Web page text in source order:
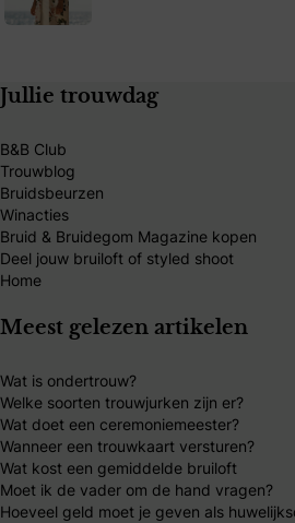
Jullie trouwdag
B&B Club
Trouwblog
Bruidsbeurzen
Winacties
Bruid & Bruidegom Magazine kopen
Deel jouw bruiloft of styled shoot
Home
Meest gelezen artikelen
Wat is ondertrouw?
Welke soorten trouwjurken zijn er?
Wat doet een ceremoniemeester?
Wanneer een trouwkaart versturen?
Wat kost een gemiddelde bruiloft
Moet ik de vader om de hand vragen?
Hoeveel geld moet je geven als